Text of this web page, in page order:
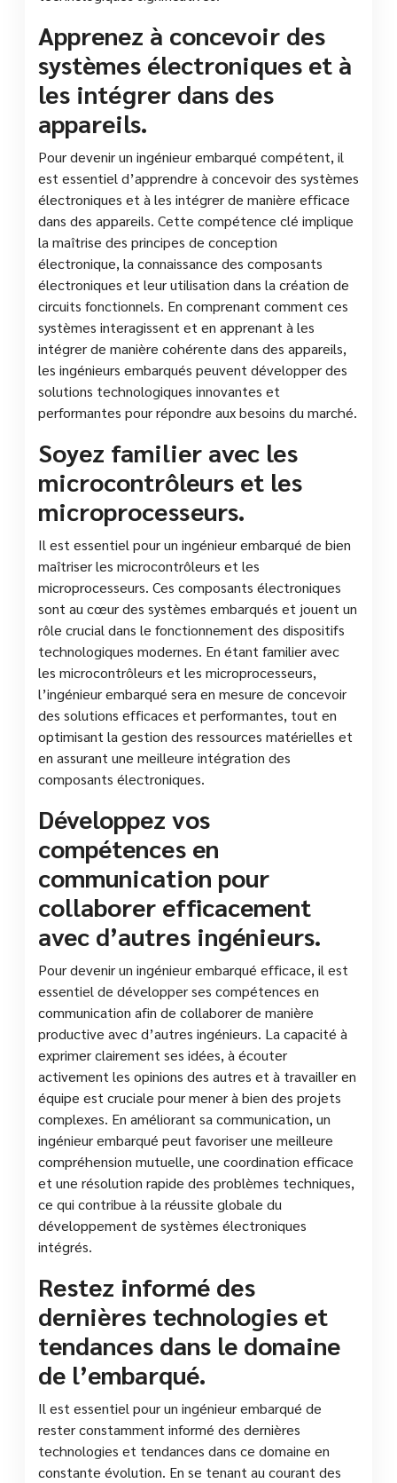
Apprenez à concevoir des
systèmes électroniques et à
les intégrer dans des
appareils.
Pour devenir un ingénieur embarqué compétent, il
est essentiel d’apprendre à concevoir des systèmes
électroniques et à les intégrer de manière efficace
dans des appareils. Cette compétence clé implique
la maîtrise des principes de conception
électronique, la connaissance des composants
électroniques et leur utilisation dans la création de
circuits fonctionnels. En comprenant comment ces
systèmes interagissent et en apprenant à les
intégrer de manière cohérente dans des appareils,
les ingénieurs embarqués peuvent développer des
solutions technologiques innovantes et
performantes pour répondre aux besoins du marché.
Soyez familier avec les
microcontrôleurs et les
microprocesseurs.
Il est essentiel pour un ingénieur embarqué de bien
maîtriser les microcontrôleurs et les
microprocesseurs. Ces composants électroniques
sont au cœur des systèmes embarqués et jouent un
rôle crucial dans le fonctionnement des dispositifs
technologiques modernes. En étant familier avec
les microcontrôleurs et les microprocesseurs,
l’ingénieur embarqué sera en mesure de concevoir
des solutions efficaces et performantes, tout en
optimisant la gestion des ressources matérielles et
en assurant une meilleure intégration des
composants électroniques.
Développez vos
compétences en
communication pour
collaborer efficacement
avec d’autres ingénieurs.
Pour devenir un ingénieur embarqué efficace, il est
essentiel de développer ses compétences en
communication afin de collaborer de manière
productive avec d’autres ingénieurs. La capacité à
exprimer clairement ses idées, à écouter
activement les opinions des autres et à travailler en
équipe est cruciale pour mener à bien des projets
complexes. En améliorant sa communication, un
ingénieur embarqué peut favoriser une meilleure
compréhension mutuelle, une coordination efficace
et une résolution rapide des problèmes techniques,
ce qui contribue à la réussite globale du
développement de systèmes électroniques
intégrés.
Restez informé des
dernières technologies et
tendances dans le domaine
de l’embarqué.
Il est essentiel pour un ingénieur embarqué de
rester constamment informé des dernières
technologies et tendances dans ce domaine en
constante évolution. En se tenant au courant des